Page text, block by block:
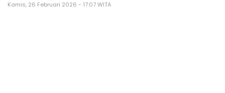
Kamis, 26 Februari 2026 - 17:07 WITA